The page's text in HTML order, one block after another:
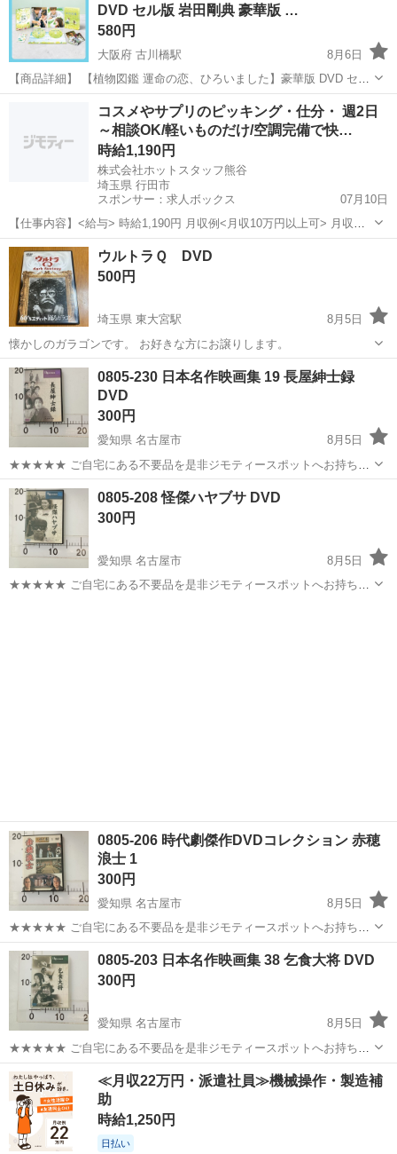
DVD セル版 岩田剛典 豪華版 …
580円
大阪府 古川橋駅
8月6日
【商品詳細】 【植物図鑑 運命の恋、ひろいました】豪華版 DVD セル
版 岩田剛典 豪華版 初回限定生産 「植物図鑑 運命の恋,ひろいました
豪華版〈初回限定生産・2枚組〉」 岩田剛典 / 高畑充希 / 三木康一郎
定価...
古川橋駅 DVD/ブルーレイ 植物図鑑
コスメやサプリのピッキング・仕分・ 週2日
～相談OK/軽いものだけ/空調完備で快…
時給1,190円
株式会社ホットスタッフ熊谷
埼玉県 行田市
スポンサー：求人ボックス
07月10日
【仕事内容】<給与> 時給1,190円 月収例<月収10万円以上可> 月収例:
時給×5.75h×15日=102,638円 1日の実働8時間以降の時給:1,488円 給料
日:毎月末日 スグにお金がほしい方は!! <日払い/即払い/週...
アルバイト・パート / 派遣社員
ウルトラＱ DVD
500円
埼玉県 東大宮駅
8月5日
懐かしのガラゴンです。 お好きな方にお譲りします。
埼玉 さいたま市 東大宮駅 DVD/ブルーレイ DVD
0805-230 日本名作映画集 19 長屋紳士録
DVD
300円
愛知県 名古屋市
8月5日
★★★★★ ご自宅にある不要品を是非ジモティースポットへお持ち込
みしませんか？ 家電、趣味・スポーツ・レジャー用品、こども用品、
衣料服飾品、生活雑貨、家具、本、CD・DVDなどが無料でまとめて持
ち込めます！ ※詳細はこ...
愛知 名古屋市 DVD/ブルーレイ DVD
0805-208 怪傑ハヤブサ DVD
300円
愛知県 名古屋市
8月5日
★★★★★ ご自宅にある不要品を是非ジモティースポットへお持ち込
0805-206 時代劇傑作DVDコレクション 赤穂
浪士 1
300円
愛知県 名古屋市
8月5日
★★★★★ ご自宅にある不要品を是非ジモティースポットへお持ち込
みしませんか？ 家電、趣味・スポーツ・レジャー用品、こども用品、
衣料服飾品、生活雑貨、家具、本、CD・DVDなどが無料でまとめて持
ち込めます！ ※詳細はこ...
愛知 名古屋市 DVD/ブルーレイ 時代劇
0805-203 日本名作映画集 38 乞食大将 DVD
300円
愛知県 名古屋市
8月5日
★★★★★ ご自宅にある不要品を是非ジモティースポットへお持ち込
みしませんか？ 家電、趣味・スポーツ・レジャー用品、こども用品、
衣料服飾品、生活雑貨、家具、本、CD・DVDなどが無料でまとめて持
ち込めます！ ※詳細はこ...
愛知 名古屋市 DVD/ブルーレイ 大将
≪月収22万円・派遣社員≫機械操作・製造補
助
時給1,250円
日払い